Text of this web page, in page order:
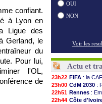
confiant.
à Lyonen
Ligue des
Gerland, le
du
Pour lui,
l'OL,
de
OUI
NON
Voir les
Actu et
23h22 FIFA : la
23h00 CdM 2030 :
22h51 Rennes :
22h44 Côte